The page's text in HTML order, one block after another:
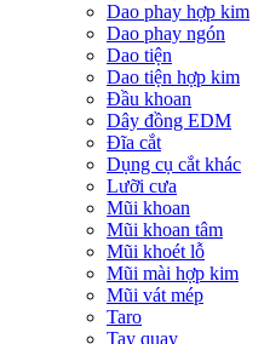
Dao phay hợp kim
Dao phay ngón
Dao tiện
Dao tiện hợp kim
Đầu khoan
Dây đồng EDM
Đĩa cắt
Dụng cụ cắt khác
Lưỡi cưa
Mũi khoan
Mũi khoan tâm
Mũi khoét lỗ
Mũi mài hợp kim
Mũi vát mép
Taro
Tay quay